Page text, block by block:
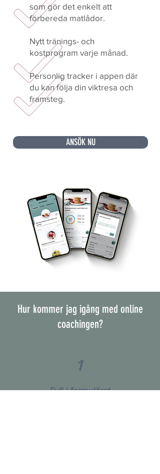
som gör det enkelt att
förbereda matlådor.
Nytt tränings- och
kostprogram varje månad.
Personlig tracker i appen där
du kan följa din viktresa och
framsteg.
ANSÖK NU
Hur kommer jag igång med online
coachingen?
1
Fyll i formuläret